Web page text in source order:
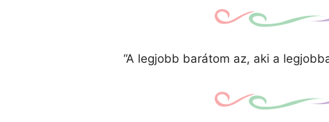
“A legjobb barátom az, aki a